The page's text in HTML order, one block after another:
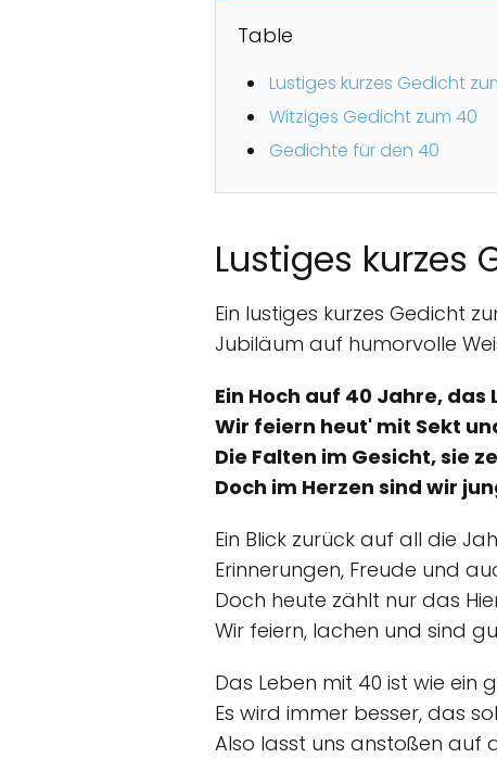
Table
Lustiges kurzes Gedicht
Witziges Gedicht zum 40
Gedichte für den 40
Lustiges kurzes
Ein lustiges kurzes Gedicht
Jubiläum auf humorvolle
Ein Hoch auf 40 Jahre, das
Wir feiern heut' mit Sekt
Die Falten im Gesicht, sie
Doch im Herzen sind wir
Ein Blick zurück auf all die
Erinnerungen, Freude und
Doch heute zählt nur das
Wir feiern, lachen und sind
Das Leben mit 40 ist wie ein
Es wird immer besser, das
Also lasst uns anstoßen auf